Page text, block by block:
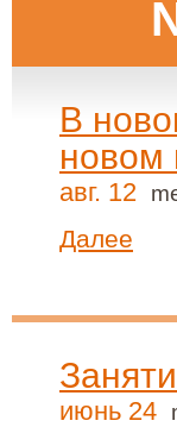
В
новом
авг. 12
Далее
июнь 24